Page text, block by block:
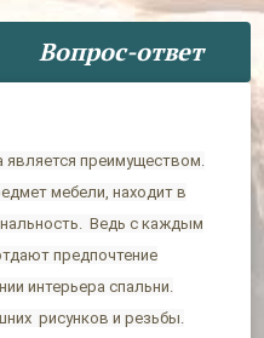
Вопрос-ответ
преимуществом.
мебели, находит в
Ведь с каждым
предпочтение
интерьера спальни.
рисунков и резьбы.